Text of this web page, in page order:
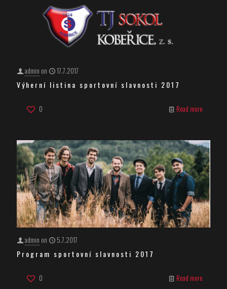
admin on 17.7.2017
Výherní listina sportovní slavnosti 2017
0 Read more
admin on 5.7.2017
Program sportovní slavnosti 2017
0 Read more